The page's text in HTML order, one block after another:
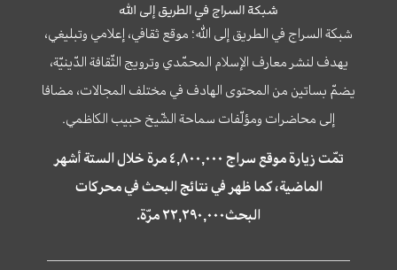
شبكة السراج في الطريق إلى الله
شبكة السراج في الطريق إلى الله؛ موقع ثقافي، إعلامي وتبليغي،
يهدف لنشر معارف الإسلام المحمّدي وترويج الثّقافة الدّينيّة،
يضمّ بساتين من المحتوى الهادف في مختلف المجالات، مضافا
إلى محاضرات ومؤلّفات سماحة الشّيخ حبيب الكاظمي.
تمّت زيارة موقع سراج ٤,٨٠٠,٠٠٠ مرة خلال الستة أشهر
الماضية، كما ظهر في نتائج البحث في محركات
البحث٢٢,٢٩٠,٠٠٠ مرّة.